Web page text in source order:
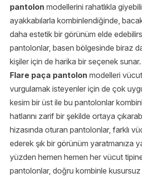
pantolon modellerini rahatlıkla
ayakkabılarla kombinlendiğinde,
daha estetik bir görünüm elde
pantolonlar, basen bölgesinde biraz
kişiler için de harika bir seçenek sunar.
Flare paça pantolon modelleri vücut
vurgulamak isteyenler için de çok
kesim bir üst ile bu pantolonlar
hatlarını zarif bir şekilde ortaya
hizasında oturan pantolonlar, farklı
ederek şık bir görünüm yaratmanıza
yüzden hemen hemen her vücut
pantolonlar, doğru kombinle kusursuz